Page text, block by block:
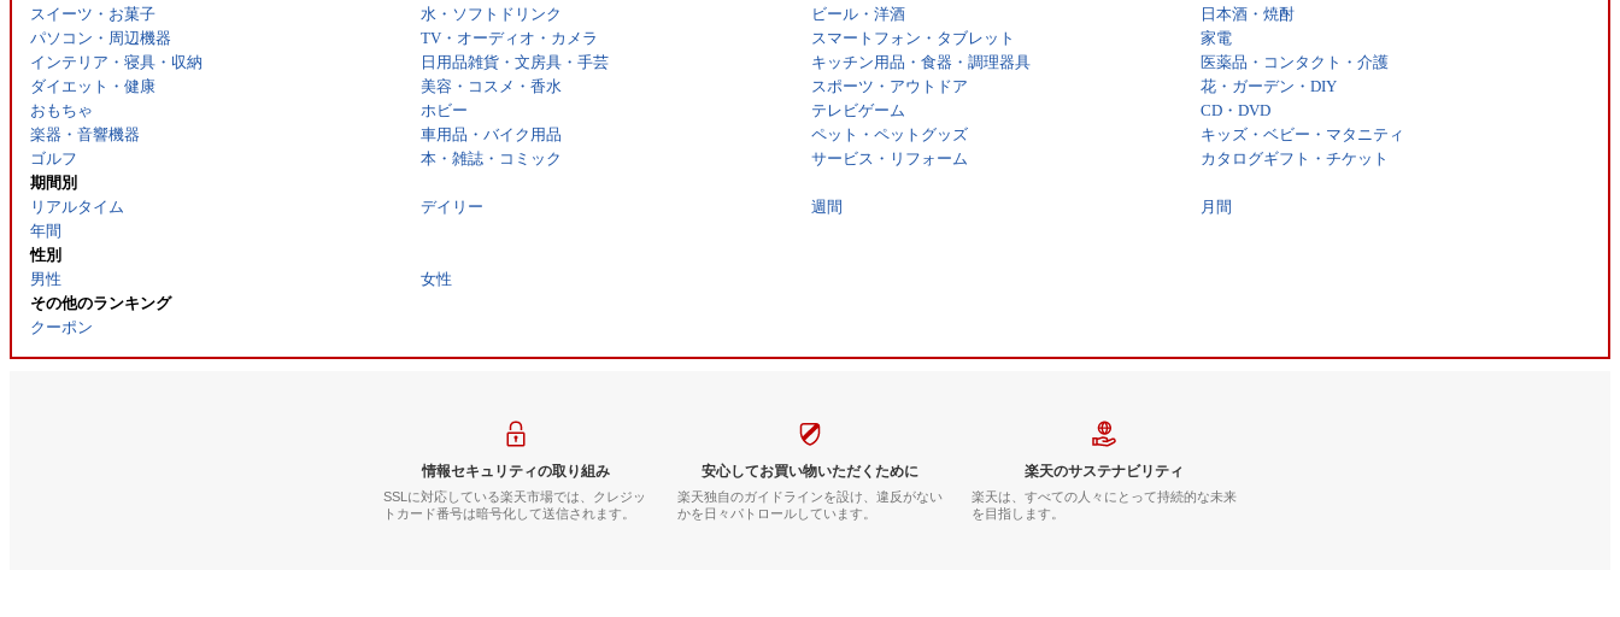
スイーツ・お菓子
水・ソフトドリンク ビール・洋酒
日本酒・焼酎
パソコン・周辺機器
TV・オーディオ・カメラ スマートフォン・タブレット
家電
インテリア・寝具・収納
日用品雑貨・文房具・手芸 キッチン用品・食器・調理器具
医薬品・コンタクト・介護
ダイエット・健康
美容・コスメ・香水 スポーツ・アウトドア
花・ガーデン・DIY
おもちゃ
ホビー テレビゲーム
CD・DVD
楽器・音響機器
車用品・バイク用品 ペット・ペットグッズ
キッズ・ベビー・マタニティ
ゴルフ
本・雑誌・コミック サービス・リフォーム
カタログギフト・チケット
期間別
リアルタイム
デイリー 週間
月間
年間
性別
男性
女性
その他のランキング
クーポン
情報セキュリティの取り組み
SSLに対応している楽天市場では、クレジッ
トカード番号は暗号化して送信されます。
安心してお買い物いただくために
楽天独自のガイドラインを設け、違反がない
かを日々パトロールしています。
楽天のサステナビリティ
楽天は、すべての人々にとって持続的な未来
を目指します。